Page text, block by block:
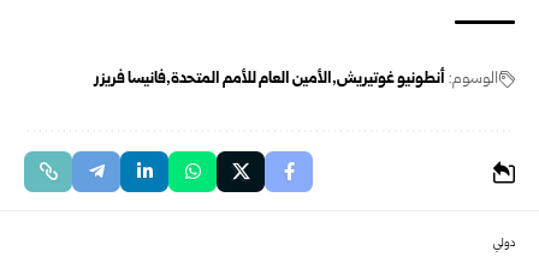
الوسوم: أنطونيو غوتيريش الأمين العام للأمم المتحدة فانيسا فريزر
دولي